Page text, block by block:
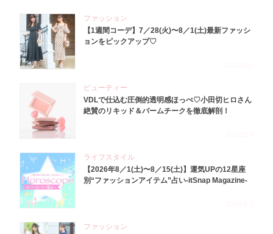
ファッション
【1週間コーデ】7／28(火)〜8／1(土)最新ファッシ
ョンをピックアップ♡
ビューティー
VDLで仕込む圧倒的透明感ほっぺ♡小田切ヒロさん
絶賛のリキッド＆バームチークを徹底解剖！
ライフスタイル
【2026年8／1(土)〜8／15(土)】運気UPの12星座
別“ファッションアイテム”占い-itSnap Magazine-
ファッション